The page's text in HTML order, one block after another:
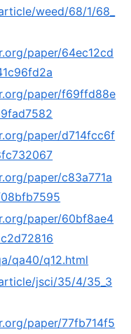
weed/68/1/68_
paper/64ec12cd
paper/f69ffd88e
paper/d714fcc6f
paper/c83a771a
paper/60bf8ae4
qa40/q12.html
jsci/35/4/35_3
paper/77fb714f5